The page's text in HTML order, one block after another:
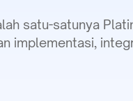
satu-satunya
implementasi,